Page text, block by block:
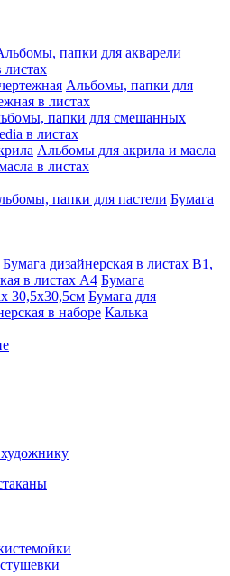
папки для акварели
листах
Альбомы, папки для
в листах
папки для смешанных
в листах
Альбомы для акрила и масла
в листах
папки для пастели Бумага
Бумага дизайнерская в листах В1,
в листах А4 Бумага
30,5х30,5см Бумага для
в наборе Калька